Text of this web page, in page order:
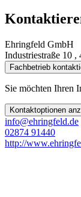
Ehringfeld GmbH
Industriestraße 10 ,
Fachbetrieb
Sie möchten Ihren
Kontaktoptionen
info@ehringfeld.de
02874 91440
http://